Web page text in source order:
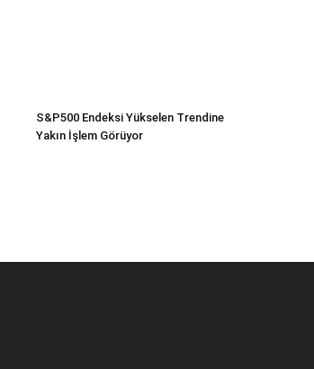
S&P500 Endeksi Yükselen Trendine
Yakın İşlem Görüyor